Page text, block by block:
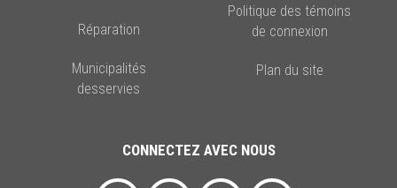
Réparation
Municipalités
desservies
Politique des témoins
de connexion
Plan du site
CONNECTEZ AVEC NOUS